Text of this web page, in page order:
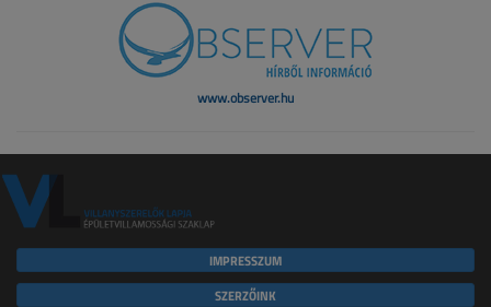
www.observer.hu
IMPRESSZUM
SZERZŐINK